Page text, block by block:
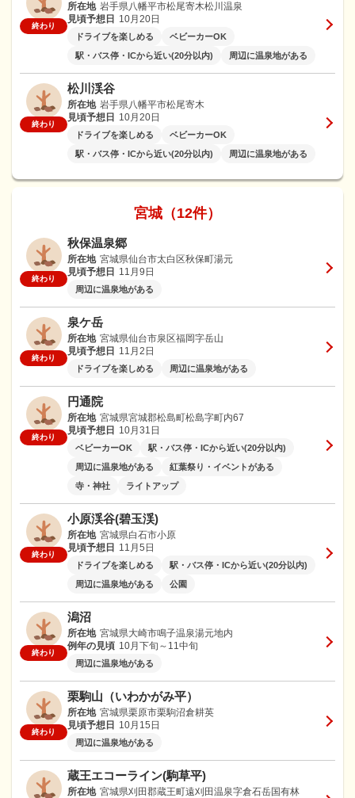
終わり
所在地 岩手県八幡平市松尾寄木松川温泉
見頃予想日
10月20日
ドライブを楽しめる
ベビーカーOK
駅・バス停・ICから近い(20分以内)
周辺に温泉地がある
終わり
松川渓谷
所在地 岩手県八幡平市松尾寄木
見頃予想日
10月20日
ドライブを楽しめる
ベビーカーOK
駅・バス停・ICから近い(20分以内)
周辺に温泉地がある
宮城（12件）
終わり
秋保温泉郷
所在地 宮城県仙台市太白区秋保町湯元
見頃予想日
11月9日
周辺に温泉地がある
終わり
泉ケ岳
所在地 宮城県仙台市泉区福岡字岳山
見頃予想日
11月2日
ドライブを楽しめる 周辺に温泉地がある
終わり
円通院
所在地 宮城県宮城郡松島町松島字町内67
見頃予想日
10月31日
ベビーカーOK
駅・バス停・ICから近い(20分以内)
周辺に温泉地がある
紅葉祭り・イベントがある
寺・神社
ライトアップ
終わり
小原渓谷(碧玉渓)
所在地 宮城県白石市小原
見頃予想日
11月5日
ドライブを楽しめる
駅・バス停・ICから近い(20分以内)
周辺に温泉地がある
公園
終わり
潟沼
所在地 宮城県大崎市鳴子温泉湯元地内
例年の見頃 10月下旬～11中旬
周辺に温泉地がある
終わり
栗駒山（いわかがみ平）
所在地 宮城県栗原市栗駒沼倉耕英
見頃予想日
10月15日
周辺に温泉地がある
蔵王エコーライン(駒草平)
所在地 宮城県刈田郡蔵王町遠刈田温泉字倉石岳国有林